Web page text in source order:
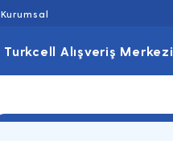
Kurumsal
Turkcell Alışveriş Merkezi